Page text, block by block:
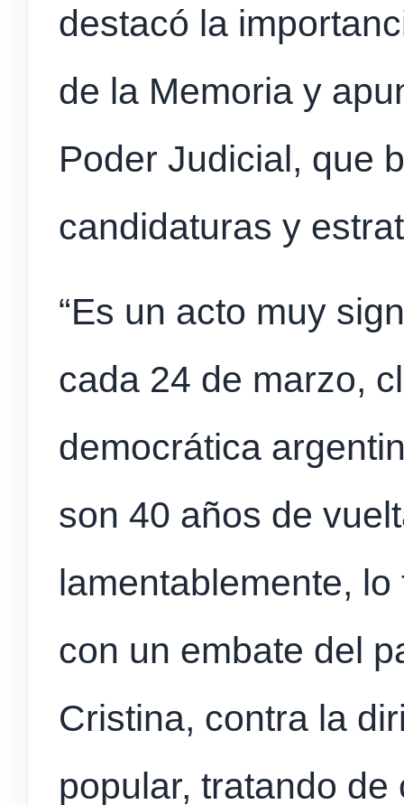
destacó la
de la Memoria y
Poder Judicial, que
candidaturas y
“Es un acto muy
cada 24 de marzo,
democrática
son 40 años de
lamentablemente,
con un embate del
Cristina, contra la
popular, tratando